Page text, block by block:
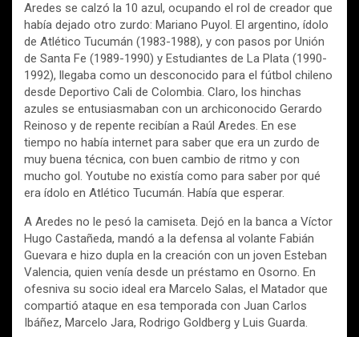
Aredes se calzó la 10 azul, ocupando el rol de creador que
había dejado otro zurdo: Mariano Puyol. El argentino, ídolo
de Atlético Tucumán (1983-1988), y con pasos por Unión
de Santa Fe (1989-1990) y Estudiantes de La Plata (1990-
1992), llegaba como un desconocido para el fútbol chileno
desde Deportivo Cali de Colombia. Claro, los hinchas
azules se entusiasmaban con un archiconocido Gerardo
Reinoso y de repente recibían a Raúl Aredes. En ese
tiempo no había internet para saber que era un zurdo de
muy buena técnica, con buen cambio de ritmo y con
mucho gol. Youtube no existía como para saber por qué
era ídolo en Atlético Tucumán. Había que esperar.
A Aredes no le pesó la camiseta. Dejó en la banca a Víctor
Hugo Castañeda, mandó a la defensa al volante Fabián
Guevara e hizo dupla en la creación con un joven Esteban
Valencia, quien venía desde un préstamo en Osorno. En
ofesniva su socio ideal era Marcelo Salas, el Matador que
compartió ataque en esa temporada con Juan Carlos
Ibáñez, Marcelo Jara, Rodrigo Goldberg y Luis Guarda.